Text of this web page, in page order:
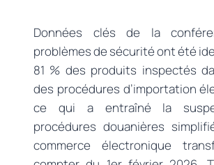
Données clés de la
problèmes de sécurité ont été
81 % des produits inspectés
des procédures d’importation
ce qui a entraîné la
procédures douanières
commerce électronique